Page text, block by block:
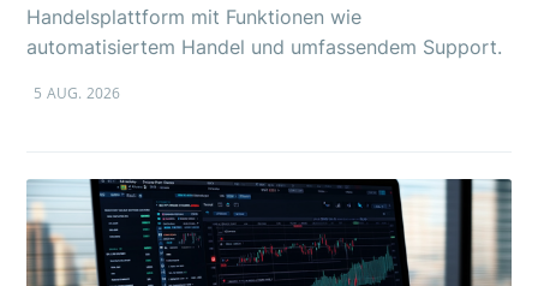
Handelsplattform mit Funktionen wie
automatisiertem Handel und umfassendem Support.
5 AUG. 2026